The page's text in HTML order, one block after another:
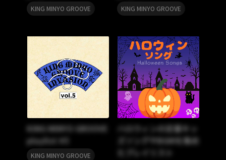
KING MINYO GROOVE KING MINYO GROOVE
KING MINYO GROOVE
playlist #5
KING MINYO GROOVE
ハロウィンの定番キッ
ズソングやBGMを集め
たプレイリスト